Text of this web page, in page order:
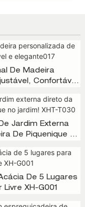
De Madeira
Confortável
Jardim Externa
De Piquenique No
De 5 Lugares
XH-G001